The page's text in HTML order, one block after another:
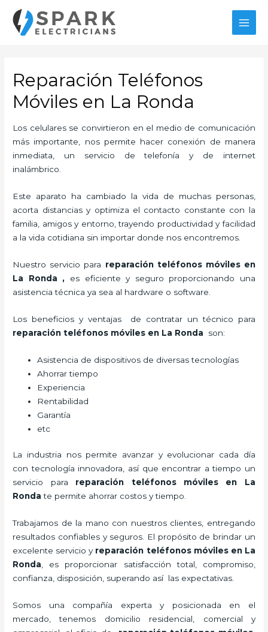
contenido
Reparación Teléfonos
Móviles en La Ronda
Los celulares se convirtieron en el medio de comunicación
más importante, nos permite hacer conexión de manera
inmediata, un servicio de telefonía y de internet
inalámbrico.
Este aparato ha cambiado la vida de muchas personas,
acorta distancias y optimiza el contacto constante con la
familia, amigos y entorno, trayendo productividad y facilidad
a la vida cotidiana sin importar donde nos encontremos.
Nuestro servicio para reparación teléfonos móviles en
La Ronda
, es eficiente y seguro proporcionando una
asistencia técnica ya sea al hardware o software.
Los beneficios y ventajas de contratar un técnico para
reparación teléfonos móviles en La Ronda son:
Asistencia de dispositivos de diversas tecnologías
Ahorrar tiempo
Experiencia
Rentabilidad
Garantía
etc
La industria nos permite avanzar y evolucionar cada día
con tecnología innovadora, así que encontrar a tiempo un
servicio para reparación teléfonos móviles
en La
Ronda te permite ahorrar costos y tiempo.
Trabajamos de la mano con nuestros clientes, entregando
resultados confiables y seguros. El propósito de brindar un
excelente servicio y reparación teléfonos móviles en La
Ronda , es proporcionar satisfacción total, compromiso,
confianza, disposición, superando así las expectativas.
Somos una compañía experta y posicionada en el
mercado, tenemos domicilio residencial, comercial y